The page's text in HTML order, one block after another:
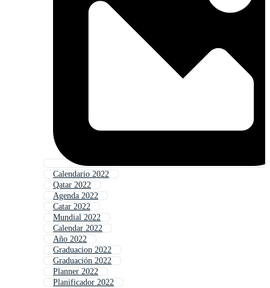
Calendario 2022
Qatar 2022
Agenda 2022
Catar 2022
Mundial 2022
Calendar 2022
Año 2022
Graduacion 2022
Graduación 2022
Planner 2022
Planificador 2022